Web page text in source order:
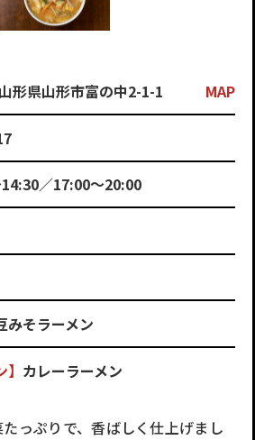
形県山形市富の中2-1-1 MAP
／17:00～20:00
みそラーメン
カレーラーメン
っぷりで、香ばしく仕上げまし